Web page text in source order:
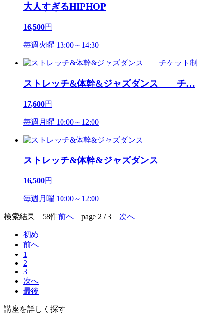
大人すぎるHIPHOP
16,500円
毎週火曜 13:00～14:30
ストレッチ&体幹&ジャズダンス チ…
17,600円
毎週月曜 10:00～12:00
ストレッチ&体幹&ジャズダンス
16,500円
毎週月曜 10:00～12:00
検索結果 58件前へ page 2 / 3 次へ
初め
前へ
1
2
3
次へ
最後
講座を詳しく探す